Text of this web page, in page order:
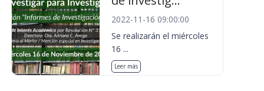
2022-11-16 09:00:00
Se realizarán el miércoles
16 ...
Leer más